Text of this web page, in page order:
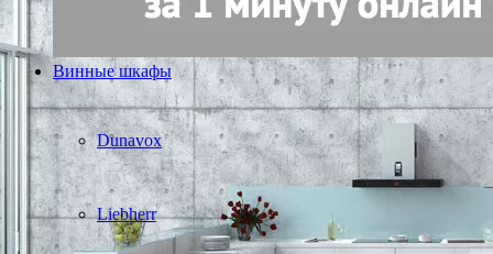
Винные шкафы
Dunavox
Liebherr